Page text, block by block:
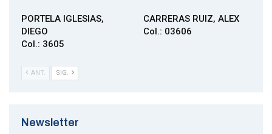
PORTELA IGLESIAS,
DIEGO
Col.: 3605
CARRERAS RUIZ, ALEX
Col.: 03606
ANT. SIG.
Newsletter